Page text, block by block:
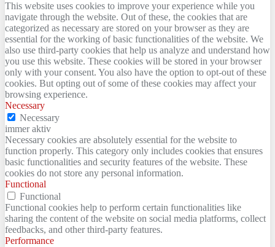
This website uses cookies to improve your experience while you
navigate through the website. Out of these, the cookies that are
categorized as necessary are stored on your browser as they are
essential for the working of basic functionalities of the website. We
also use third-party cookies that help us analyze and understand how
you use this website. These cookies will be stored in your browser
only with your consent. You also have the option to opt-out of these
cookies. But opting out of some of these cookies may affect your
browsing experience.
Necessary
Necessary
immer aktiv
Necessary cookies are absolutely essential for the website to
function properly. This category only includes cookies that ensures
basic functionalities and security features of the website. These
cookies do not store any personal information.
Functional
Functional
Functional cookies help to perform certain functionalities like
sharing the content of the website on social media platforms, collect
feedbacks, and other third-party features.
Performance